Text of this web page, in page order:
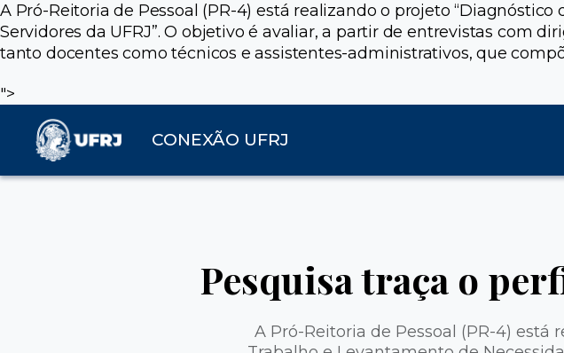
A Pró-Reitoria de Pessoal (PR-4) está realizando o projeto
Servidores da UFRJ”. O objetivo é avaliar, a partir de entrevistas com
tanto docentes como técnicos e assistentes-administrativos, que
">
CONEXÃO UFRJ
Pesquisa traça o
A Pró-Reitoria de Pessoal (PR-4) está